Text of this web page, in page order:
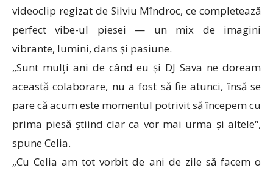
videoclip regizat de Silviu Mîndroc, ce completează
perfect vibe-ul piesei — un mix de imagini
vibrante, lumini, dans și pasiune.
„Sunt mulți ani de când eu și DJ Sava ne doream
această colaborare, nu a fost să fie atunci, însă se
pare că acum este momentul potrivit să începem cu
prima piesă știind clar ca vor mai urma și altele“,
spune Celia.
„Cu Celia am tot vorbit de ani de zile să facem o